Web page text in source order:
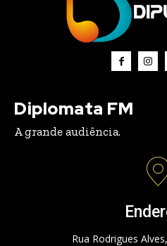
Diplomata FM
A grande audiência.
Rua Rodrigues